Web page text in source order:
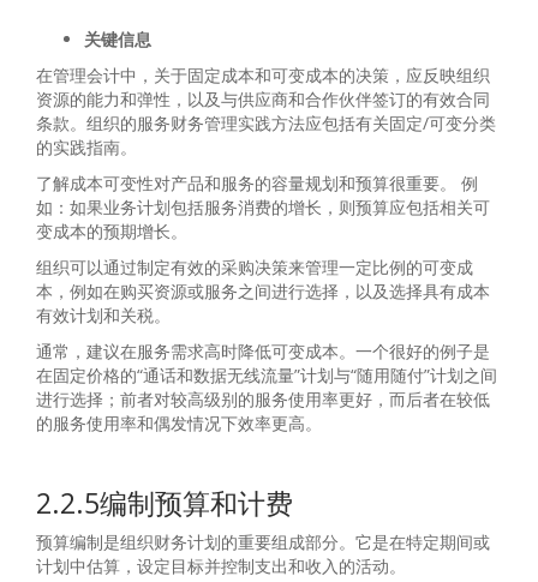
关键信息
在管理会计中，关于固定成本和可变成本的决策，应反映组织
资源的能力和弹性，以及与供应商和合作伙伴签订的有效合同
条款。组织的服务财务管理实践方法应包括有关固定/可变分类
的实践指南。
了解成本可变性对产品和服务的容量规划和预算很重要。 例
如：如果业务计划包括服务消费的增长，则预算应包括相关可
变成本的预期增长。
组织可以通过制定有效的采购决策来管理一定比例的可变成
本，例如在购买资源或服务之间进行选择，以及选择具有成本
有效计划和关税。
通常，建议在服务需求高时降低可变成本。一个很好的例子是
在固定价格的“通话和数据无线流量”计划与“随用随付”计划之间
进行选择；前者对较高级别的服务使用率更好，而后者在较低
的服务使用率和偶发情况下效率更高。
2.2.5编制预算和计费
预算编制是组织财务计划的重要组成部分。它是在特定期间或
计划中估算，设定目标并控制支出和收入的活动。